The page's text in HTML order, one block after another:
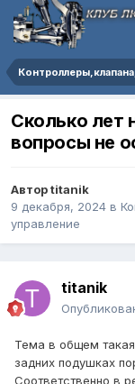
Сколько лет
вопросы не
Авторtitanik
9 декабря, 2024 в
управление
titanik
Тема в общем
задних подушках
Соответственно в